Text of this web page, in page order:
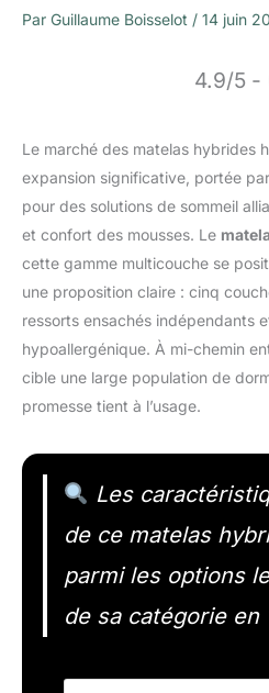
Par Guillaume Boisselot / 14 juin
4.9/5 -
Le marché des matelas hybrides
expansion significative, portée
pour des solutions de sommeil
et confort des mousses. Le
cette gamme multicouche se
une proposition claire : cinq
ressorts ensachés indépendants
hypoallergénique. À mi-chemin
cible une large population de
promesse tient à l’usage.
Les
de ce matelas
parmi les options
de sa catégorie en